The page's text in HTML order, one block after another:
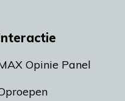
Opinie Panel